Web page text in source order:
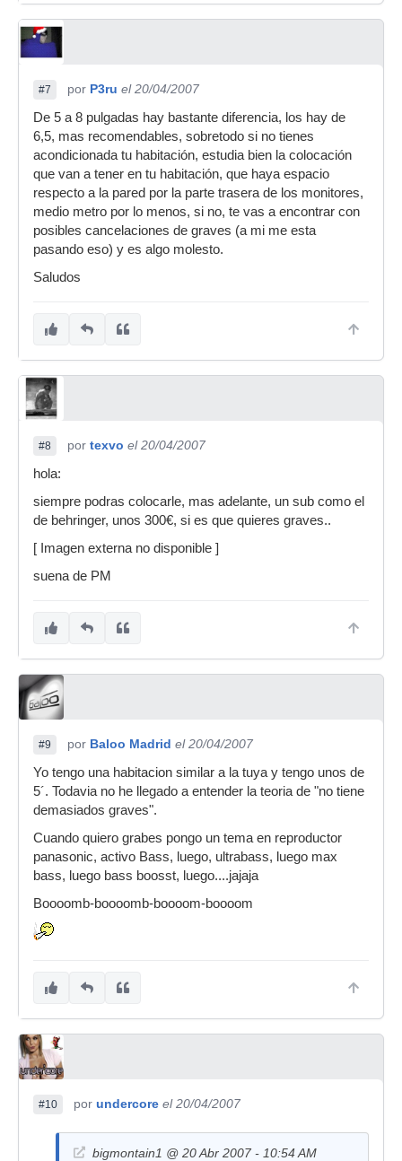
#7 por P3ru el 20/04/2007
De 5 a 8 pulgadas hay bastante diferencia, los hay de
6,5, mas recomendables, sobretodo si no tienes
acondicionada tu habitación, estudia bien la colocación
que van a tener en tu habitación, que haya espacio
respecto a la pared por la parte trasera de los monitores,
medio metro por lo menos, si no, te vas a encontrar con
posibles cancelaciones de graves (a mi me esta
pasando eso) y es algo molesto.
Saludos
#8 por texvo el 20/04/2007
hola:
siempre podras colocarle, mas adelante, un sub como el
de behringer, unos 300€, si es que quieres graves..
[ Imagen externa no disponible ]
suena de PM
#9 por Baloo Madrid el 20/04/2007
Yo tengo una habitacion similar a la tuya y tengo unos de
5´. Todavia no he llegado a entender la teoria de "no tiene
demasiados graves".
Cuando quiero grabes pongo un tema en reproductor
panasonic, activo Bass, luego, ultrabass, luego max
bass, luego bass boosst, luego....jajaja
Boooomb-boooomb-boooom-boooom
#10 por undercore el 20/04/2007
bigmontain1 @ 20 Abr 2007 - 10:54 AM